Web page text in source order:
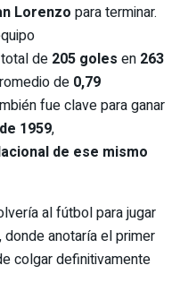
Lorenzo para terminar.
de 205 goles en 263
de 0,79
fue clave para ganar
1959,
de ese mismo
al fútbol para jugar
, donde anotaría el primer
colgar definitivamente